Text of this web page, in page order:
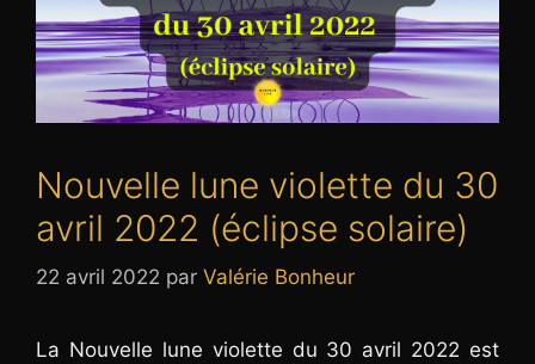
Nouvelle lune violette du 30
avril 2022 (éclipse solaire)
22 avril 2022 par Valérie Bonheur
La Nouvelle lune violette du 30 avril 2022 est